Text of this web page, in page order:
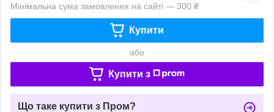
Мінімальна сума замовлення на сайті — 300 ₴
Купити
або
Купити з
Що таке купити з Пром?